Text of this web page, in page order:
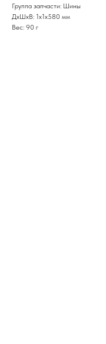
Группа запчасти: Шины
ДxШxВ: 1x1x580 мм
Вес: 90 г